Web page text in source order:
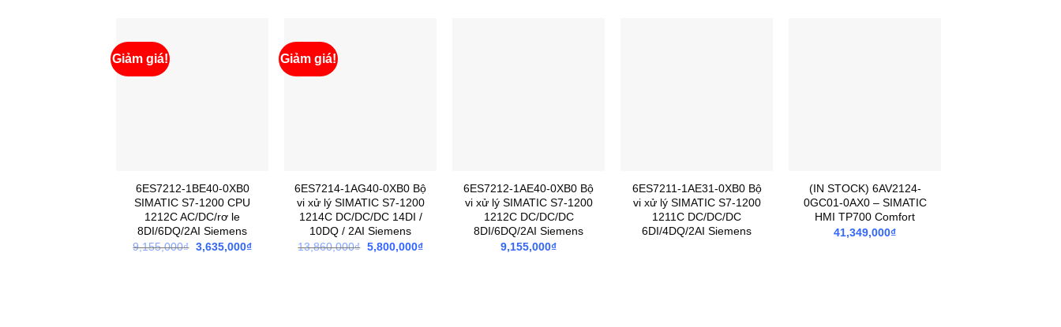
Giảm giá!
6ES7212-1BE40-0XB0
SIMATIC S7-1200 CPU
1212C AC/DC/rơ le
8DI/6DQ/2AI Siemens
9,155,000₫ Giá
3,635,000₫Giá
Giảm giá!
6ES7214-1AG40-0XB0 Bộ
vi xử lý SIMATIC S7-1200
1214C DC/DC/DC 14DI /
10DQ / 2AI Siemens
13,860,000₫ Giá
5,800,000₫Giá
6ES7212-1AE40-0XB0 Bộ
vi xử lý SIMATIC S7-1200
1212C DC/DC/DC
8DI/6DQ/2AI Siemens
9,155,000₫
6ES7211-1AE31-0XB0 Bộ
vi xử lý SIMATIC S7-1200
1211C DC/DC/DC
6DI/4DQ/2AI Siemens
(IN STOCK) 6AV2124-
0GC01-0AX0 – SIMATIC
HMI TP700 Comfort
41,349,000₫